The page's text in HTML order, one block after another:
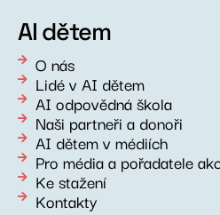
AI dětem
O nás
Lidé v AI dětem
AI odpovědná škola
Naši partneři a donoři
AI dětem v médiích
Pro média a pořadatele
Ke stažení
Kontakty